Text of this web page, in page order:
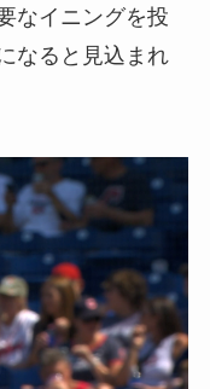
なイニングを投
なると見込まれ